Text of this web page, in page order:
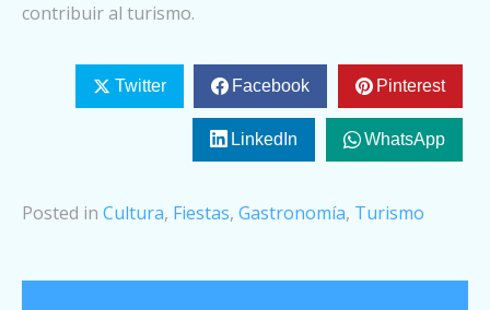
contribuir al turismo.
Twitter Facebook Pinterest
LinkedIn WhatsApp
Posted in Cultura, Fiestas, Gastronomía, Turismo